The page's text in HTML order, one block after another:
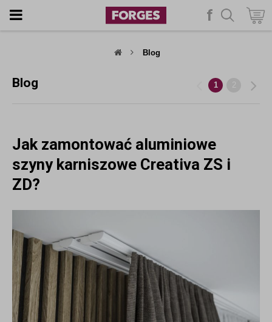
f szukaj
Blog
Blog 1 2
Jak zamontować aluminiowe
szyny karniszowe Creativa ZS i
ZD?